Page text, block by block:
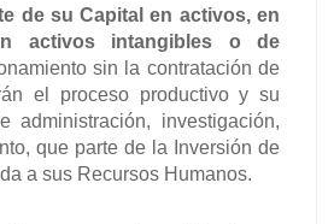
de su Capital en activos, en
activos intangibles o de
sin la contrataciónde
el proceso productivo y su
administración, investigación,
que parte de la Inversión de
a sus Recursos Humanos.